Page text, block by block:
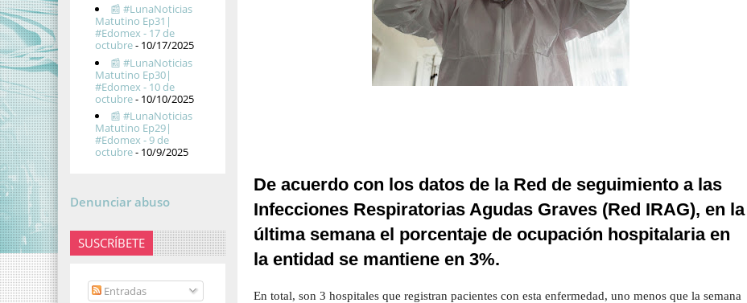
📰 #LunaNoticias
Matutino Ep31|
#Edomex - 17 de
octubre- 10/17/2025
📰 #LunaNoticias
Matutino Ep30|
#Edomex - 10 de
octubre- 10/10/2025
📰 #LunaNoticias
Matutino Ep29|
#Edomex - 9 de
octubre- 10/9/2025
Denunciar abuso
SUSCRÍBETE
Entradas
De acuerdo con los datos de la Red de seguimiento a las
Infecciones Respiratorias Agudas Graves (Red IRAG), en la
última semana el porcentaje de ocupación hospitalaria en
la entidad se mantiene en 3%.
En total, son 3 hospitales que registran pacientes con esta enfermedad, uno menos que la semana